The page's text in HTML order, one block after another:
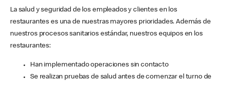
La salud y seguridad de los empleados y clientes en los
restaurantes es una de nuestras mayores prioridades. Además de
nuestros procesos sanitarios estándar, nuestros equipos en los
restaurantes:
Han implementado operaciones sin contacto
Se realizan pruebas de salud antes de comenzar el turno de